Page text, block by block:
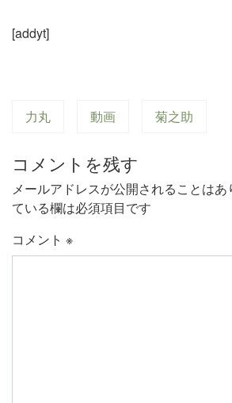
[addyt]
力丸 動画 菊之助
コメントを残す
メールアドレスが公開されることはあ
ている欄は必須項目です
コメント ※